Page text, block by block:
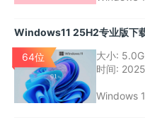
了多余的
功能，同
论是在工
为用户提
Windows11 25H2专业版下
64位 大小: 5.0G
时间:
Windows